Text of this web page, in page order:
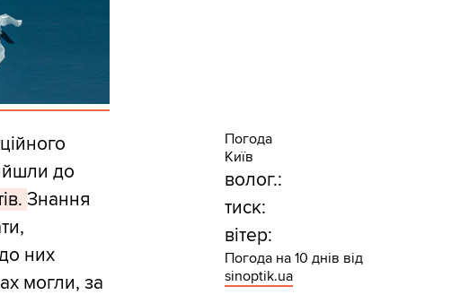
до
Знання
них
могли, за
Погода
Київ
волог.:
тиск:
вітер:
Погода на 10 днів від
sinoptik.ua